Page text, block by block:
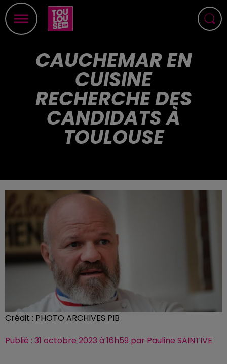
CAUCHEMAR EN
CUISINE
RECHERCHE DES
CANDIDATS À
TOULOUSE
Crédit : PHOTO ARCHIVES PIB
Publié : 31 octobre 2023 à 16h59 par Pauline SAINTIVE